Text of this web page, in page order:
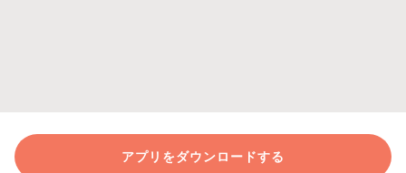
アプリをダウンロードする